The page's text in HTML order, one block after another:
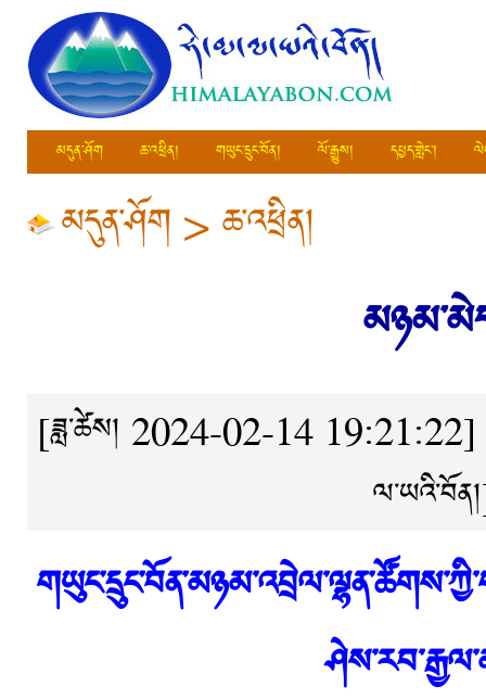
མདུན་ཤོག ཆ་འཕྲིན། གཡུང་དྲུང་བོན། ལོ་རྒྱུས། དཔྱད་གླེང་།
མདུན་ཤོག >ཆ་འཕྲིན།
[ཟླ་ཚེས། 2024-02-14 19:21:22]
ལ་ཡའི་བོན།